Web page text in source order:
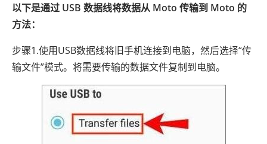
以下是通过 USB 数据线将数据从 Moto 传输到 Moto 的
方法：
步骤1.使用USB数据线将旧手机连接到电脑，然后选择“传
输文件”模式。将需要传输的数据文件复制到电脑。